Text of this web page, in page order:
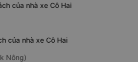
của nhà xe Cô Hai
của nhà xe Cô Hai
Nông)